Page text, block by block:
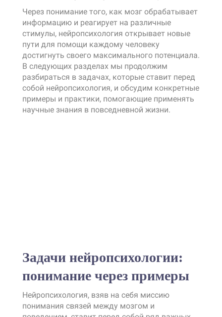
Через понимание того, как мозг обрабатывает
информацию и реагирует на различные
стимулы, нейропсихология открывает новые
пути для помощи каждому человеку
достигнуть своего максимального потенциала.
В следующих разделах мы продолжим
разбираться в задачах, которые ставит перед
собой нейропсихология, и обсудим конкретные
примеры и практики, помогающие применять
научные знания в повседневной жизни.
Задачи нейропсихологии:
понимание через примеры
Нейропсихология, взяв на себя миссию
понимания связей между мозгом и